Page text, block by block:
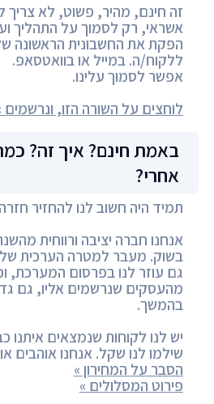
זה חינם, מהיר, פשוט, לא צריך
אשראי, רק לסמוך על התהליך
הפקת את החשבונית הראשונה
ללקוח/ה. במייל או בוואטסאפ.
אפשר לסמוך עלינו.
לוחצים על השורה הזו, ונרשמים
באמת חינם? איך זה?
אחרי?
תמיד היה חשוב לנו להחזיר
אנחנו חברה יציבה ורווחית
בשוק. מעבר למטרה הערכית
גם עוזר לנו בפרסום המערכת,
מהעסקים שנרשמים אליו, גם
בהמשך.
יש לנו לקוחות שנמצאים איתנו
שילמו לנו שקל. אנחנו אוהבים
הסבר על המחירון »
פירוט המסלולים »